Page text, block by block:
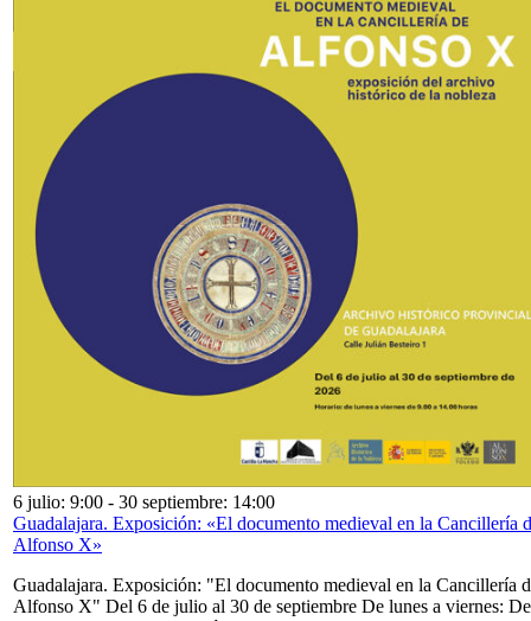
6 julio: 9:00 - 30 septiembre: 14:00
Guadalajara. Exposición: «El documento medieval en la Cancillería
Alfonso X»
Guadalajara. Exposición: "El documento medieval en la Cancillería
Alfonso X" Del 6 de julio al 30 de septiembre De lunes a viernes: De